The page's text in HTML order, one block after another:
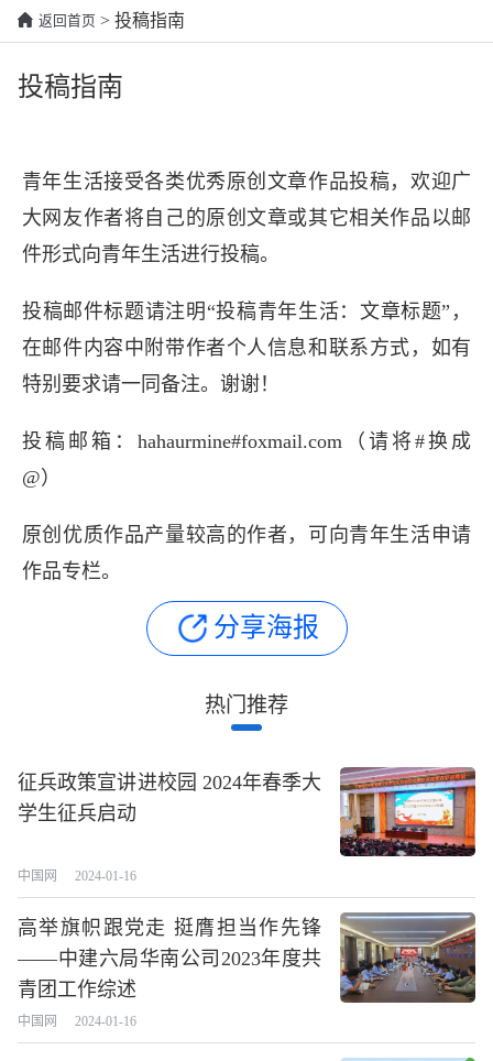
返回首页 > 投稿指南
投稿指南
青年生活接受各类优秀原创文章作品投稿，欢迎广
大网友作者将自己的原创文章或其它相关作品以邮
件形式向青年生活进行投稿。
投稿邮件标题请注明“投稿青年生活：文章标题”，
在邮件内容中附带作者个人信息和联系方式，如有
特别要求请一同备注。谢谢！
投稿邮箱：hahaurmine#foxmail.com（请将#换成
@）
原创优质作品产量较高的作者，可向青年生活申请
作品专栏。
分享海报
热门推荐
征兵政策宣讲进校园 2024年春季大
学生征兵启动
中国网 2024-01-16
高举旗帜跟党走 挺膺担当作先锋
——中建六局华南公司2023年度共
青团工作综述
中国网 2024-01-16
投稿指南